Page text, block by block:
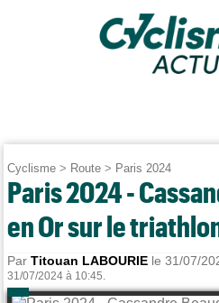
Cyclisme > Route > Paris 2024
Paris 2024 -
en Or sur le
ParTitouan LABOURIE le 31/07/
31/07/2024 à 10:45.